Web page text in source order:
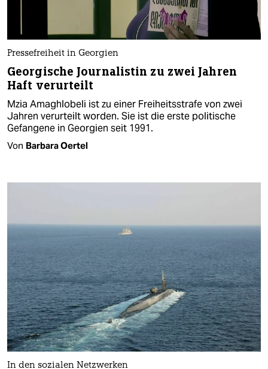
Pressefreiheit in Georgien
Georgische Journalistin zu zwei Jahren
Haft verurteilt
Mzia Amaghlobeli ist zu einer Freiheitsstrafe von zwei
Jahren verurteilt worden. Sie ist die erste politische
Gefangene in Georgien seit 1991.
Von Barbara Oertel
In den sozialen Netzwerken